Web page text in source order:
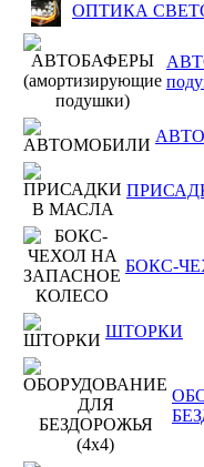
ОПТИКА
БОКС-
ШТОРКИ